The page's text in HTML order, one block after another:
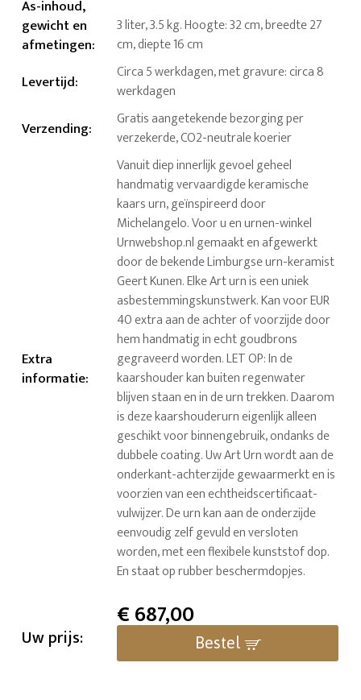
As-inhoud,
gewicht en
afmetingen:
3 liter, 3.5 kg. Hoogte: 32 cm, breedte 27
cm, diepte 16 cm
Levertijd:
Circa 5 werkdagen, met gravure: circa 8
werkdagen
Verzending:
Gratis aangetekende bezorging per
verzekerde, CO2-neutrale koerier
Extra
informatie:
Vanuit diep innerlijk gevoel geheel
handmatig vervaardigde keramische
kaars urn, geïnspireerd door
Michelangelo. Voor u en urnen-winkel
Urnwebshop.nl gemaakt en afgewerkt
door de bekende Limburgse urn-keramist
Geert Kunen. Elke Art urn is een uniek
asbestemmingskunstwerk. Kan voor EUR
40 extra aan de achter of voorzijde door
hem handmatig in echt goudbrons
gegraveerd worden. LET OP: In de
kaarshouder kan buiten regenwater
blijven staan en in de urn trekken. Daarom
is deze kaarshouderurn eigenlijk alleen
geschikt voor binnengebruik, ondanks de
dubbele coating. Uw Art Urn wordt aan de
onderkant-achterzijde gewaarmerkt en is
voorzien van een echtheidscertificaat-
vulwijzer. De urn kan aan de onderzijde
eenvoudig zelf gevuld en versloten
worden, met een flexibele kunststof dop.
En staat op rubber beschermdopjes.
Uw prijs:
€687,00
Bestel